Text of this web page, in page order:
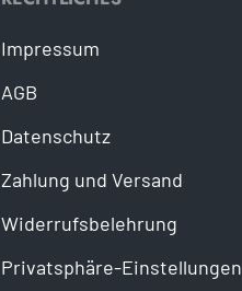
Impressum
AGB
Datenschutz
Zahlung und Versand
Widerrufsbelehrung
Privatsphäre-Einstellungen